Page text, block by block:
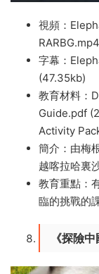
視頻：
字幕：
(47.35kb)
教育材料：
Guide.pdf
Activity
簡介：由梅
越喀拉哈裏
教育重點：
臨的挑戰的
《探險